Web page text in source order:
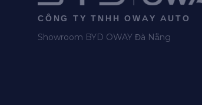
CÔNG TY TNHH OWAY AUTO
Showroom BYD OWAY Đà Nẵng